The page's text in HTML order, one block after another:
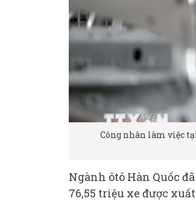
Công nhân làm việc
Ngành ôtô Hàn Quốc
76,55 triệu xe được